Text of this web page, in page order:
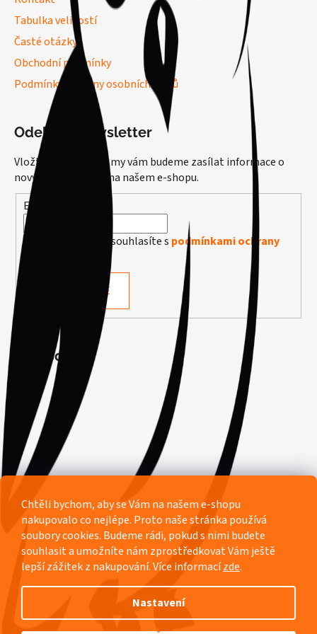
Chtěli bychom, aby se Vám na našem e-shopu
nakupovalo co nejlépe. Proto naše stránka používá
soubory cookies. Budeme rádi, pokud s nimi budete
souhlasit a umožníte nám zprostředkovat Vám ještě
lepší zážitek z nakupování.Více informacízde.
Nastavení
Tabulka velikostí
Časté otázky
Obchodní podmínky
Podmínky ochrany osobních údajů
Odebírat newsletter
Vložte svůj e-mail a my vám budeme zasílat informace o
nových produktech na našem e-shopu.
E-mail
Vložením e-mailu souhlasíte s podmínkami ochrany
PŘIHLÁSIT SE
Facebook